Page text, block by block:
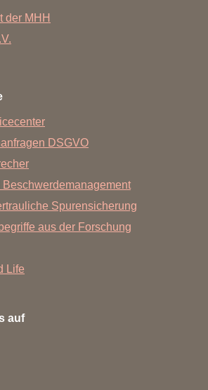
der MHH
DSGVO
Beschwerdemanagement
Spurensicherung
aus der Forschung
Life
auf